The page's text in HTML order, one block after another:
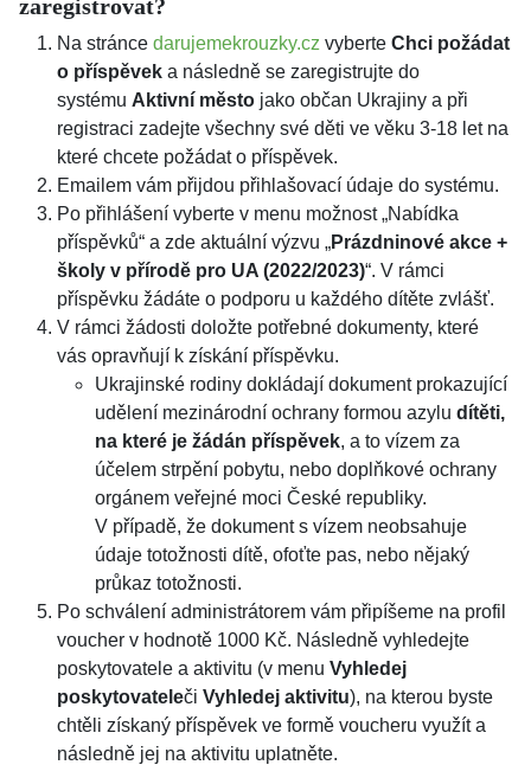
zaregistrovat?
Na stránce darujemekrouzky.cz vyberte Chci požádat
o příspěvek a následně se zaregistrujte do
systému Aktivní město jako občan Ukrajiny a při
registraci zadejte všechny své děti ve věku 3-18 let na
které chcete požádat o příspěvek.
Emailem vám přijdou přihlašovací údaje do systému.
Po přihlášení vyberte v menu možnost „Nabídka
příspěvků“ a zde aktuální výzvu „Prázdninové akce +
školy v přírodě pro UA (2022/2023)“. V rámci
příspěvku žádáte o podporu u každého dítěte zvlášť.
V rámci žádosti doložte potřebné dokumenty, které
vás opravňují k získání příspěvku.
Ukrajinské rodiny dokládají dokument prokazující
udělení mezinárodní ochrany formou azylu dítěti,
na které je žádán příspěvek, a to vízem za
účelem strpění pobytu, nebo doplňkové ochrany
orgánem veřejné moci České republiky.
V případě, že dokument s vízem neobsahuje
údaje totožnosti dítě, ofoťte pas, nebo nějaký
průkaz totožnosti.
Po schválení administrátorem vám připíšeme na profil
voucher v hodnotě 1000 Kč. Následně vyhledejte
poskytovatele a aktivitu (v menu Vyhledej
poskytovateleči Vyhledej aktivitu), na kterou byste
chtěli získaný příspěvek ve formě voucheru využít a
následně jej na aktivitu uplatněte.